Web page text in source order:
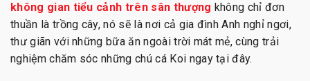
không gian tiểu cảnh trên sân thượng không chỉ đơn
thuần là trồng cây, nó sẽ là nơi cả gia đình Anh nghỉ ngơi,
thư giãn với những bữa ăn ngoài trời mát mẻ, cùng trải
nghiệm chăm sóc những chú cá Koi ngay tại đây.